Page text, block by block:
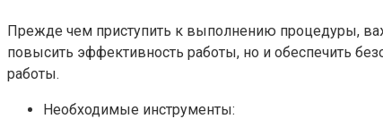
Прежде чем приступить к выполнению процедуры,
повысить эффективность работы, но и обеспечить
работы.
Необходимые инструменты: